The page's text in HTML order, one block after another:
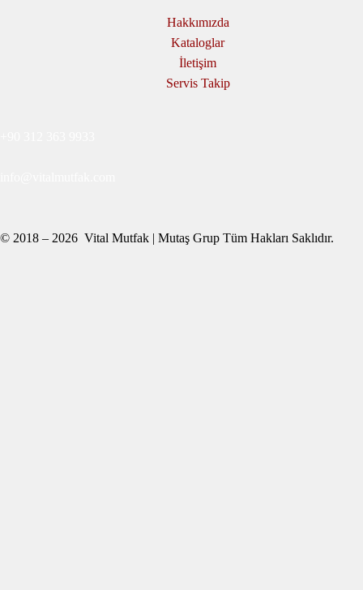
Hakkımızda
Kataloglar
İletişim
Servis Takip
© 2018 – 2026 Vital Mutfak | Mutaş Grup Tüm Hakları Saklıdır.